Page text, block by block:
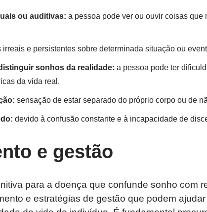
ou auditivas: a pessoa pode ver ou ouvir coisas que
irreais e persistentes sobre determinada situação ou
sonhos da realidade: a pessoa pode ter
da vida real.
sensação de estar separado do próprio corpo ou de
devido à confusão constante e à incapacidade de
e gestão
para a doença que confunde sonho com
e estratégias de gestão que podem